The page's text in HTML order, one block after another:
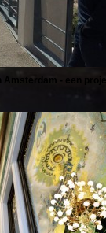
Amsterdam - een